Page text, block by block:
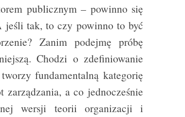
publicznym – powinno się
tak, to czy powinno to być
Zanim podejmę próbę
Chodzi o zdefiniowanie
fundamentalną kategorię
a co jednocześnie
wersji teorii organizacji i